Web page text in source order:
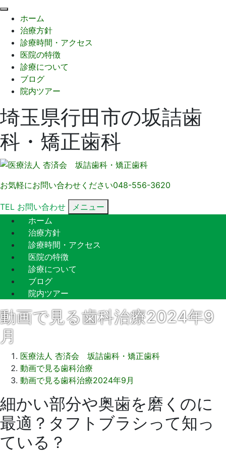
ホーム
治療方針
診療時間・アクセス
医院の特徴
診療について
ブログ
院内ツアー
埼玉県行田市の坂詰歯
科・矯正歯科
お気軽にお問い合わせください048-556-3620
TEL お問い合わせ
メニュー
ホーム
治療方針
診療時間・アクセス
医院の特徴
診療について
ブログ
院内ツアー
動画で見る歯科治療2024年9
月
医療法人 杏済会 坂詰歯科・矯正歯科
動画で見る歯科治療
動画で見る歯科治療2024年9月
2024
年
9
月
23
細かい部分や奥歯を磨くのに
最適？タフトブラシって知っ
ている？